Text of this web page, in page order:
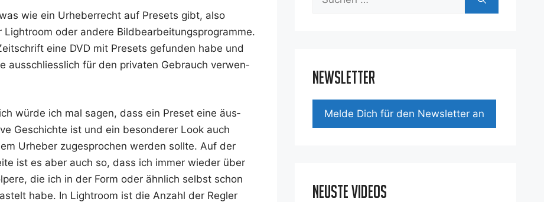
wie ein Urhe­ber­recht auf Pre­sets gibt, also
oder ande­re Bild­be­ar­bei­tungs­pro­gram­me.
eine DVD mit Pre­sets gefun­den habe und
aus­schliess­lich für den pri­va­ten Gebrauch ver­wen­
wür­de ich mal sagen, dass ein Pre­set eine äus­
Geschich­te ist und ein beson­de­rer Look auch
Urhe­ber zuge­spro­chen wer­den soll­te. Auf der
ist es aber auch so, dass ich immer wie­der über
die ich in der Form oder ähn­lich selbst schon
habe. In Ligh­t­room ist die Anzahl der Reg­ler
Newsletter
Mel­de Dich für den News­let­ter an
Neuste Videos